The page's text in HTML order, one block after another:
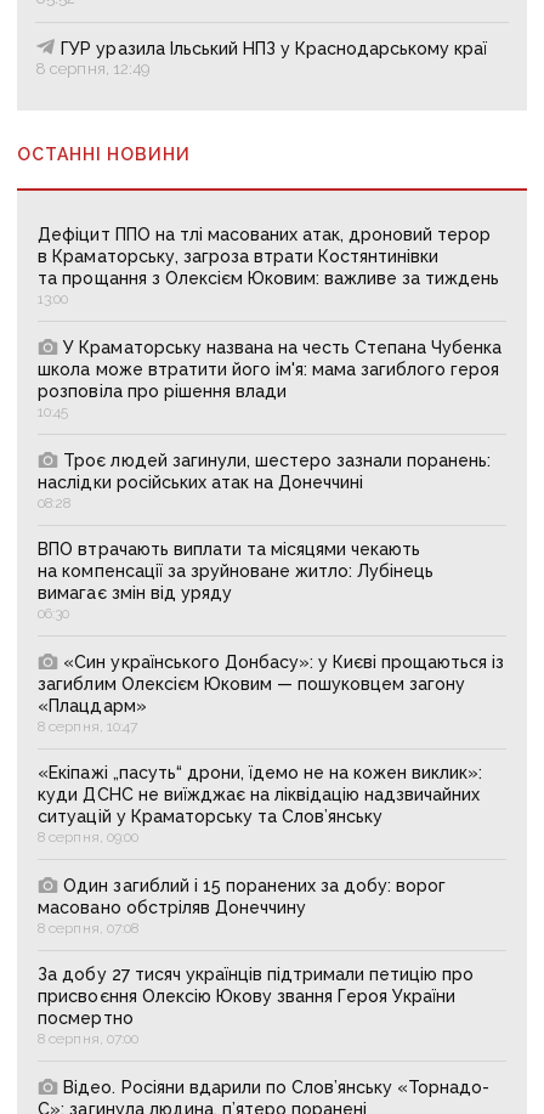
ГУР уразила Ільський НПЗ у Краснодарському краї
8 серпня, 12:49
ОСТАННІ НОВИНИ
Дефіцит ППО на тлі масованих атак, дроновий терор
в Краматорську, загроза втрати Костянтинівки
та прощання з Олексієм Юковим: важливе за тиждень
13:00
У Краматорську названа на честь Степана Чубенка
школа може втратити його ім'я: мама загиблого героя
розповіла про рішення влади
10:45
Троє людей загинули, шестеро зазнали поранень:
наслідки російських атак на Донеччині
08:28
ВПО втрачають виплати та місяцями чекають
на компенсації за зруйноване житло: Лубінець
вимагає змін від уряду
06:30
«Син українського Донбасу»: у Києві прощаються із
загиблим Олексієм Юковим — пошуковцем загону
«Плацдарм»
8 серпня, 10:47
«Екіпажі „пасуть“ дрони, їдемо не на кожен виклик»:
куди ДСНС не виїжджає на ліквідацію надзвичайних
ситуацій у Краматорську та Слов’янську
8 серпня, 09:00
Один загиблий і 15 поранених за добу: ворог
масовано обстріляв Донеччину
8 серпня, 07:08
За добу 27 тисяч українців підтримали петицію про
присвоєння Олексію Юкову звання Героя України
посмертно
8 серпня, 07:00
Відео. Росіяни вдарили по Слов’янську «Торнадо-
С»: загинула людина, п’ятеро поранені